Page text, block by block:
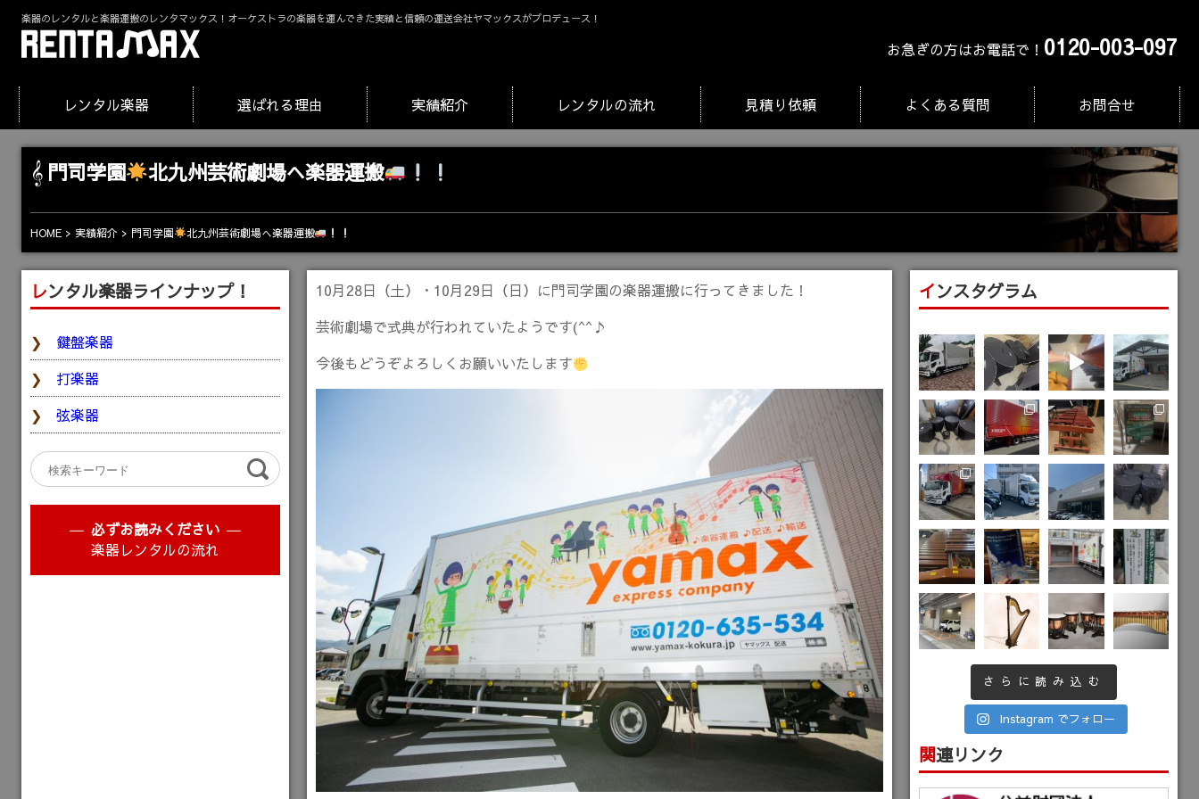
楽器のレンタルと楽器運搬のレンタマックス！オーケストラの楽器を運んできた実績と信頼の運送会社ヤマックスがプロデュース！
お急ぎの方はお電話で！ 0120-003-097
レンタル楽器 選ばれる理由 実績紹介 レンタルの流れ 見積り依頼 よくある質問 お問合せ
門司学園 北九州芸術劇場へ楽器運搬
HOME 実績紹介 門司学園 北九州芸術劇場へ楽器運搬
10月28日（土）・10月29日（日）に門司学園の楽器運搬に行ってきました！
芸術劇場で式典が行われていたようです(^^♪
今後もどうぞよろしくお願いいたします
レンタル楽器ラインナップ！
鍵盤楽器
打楽器
弦楽器
必ずお読みください
楽器レンタルの流れ
インスタグラム
さらに読み込む
Instagram でフォロー
関連リンク